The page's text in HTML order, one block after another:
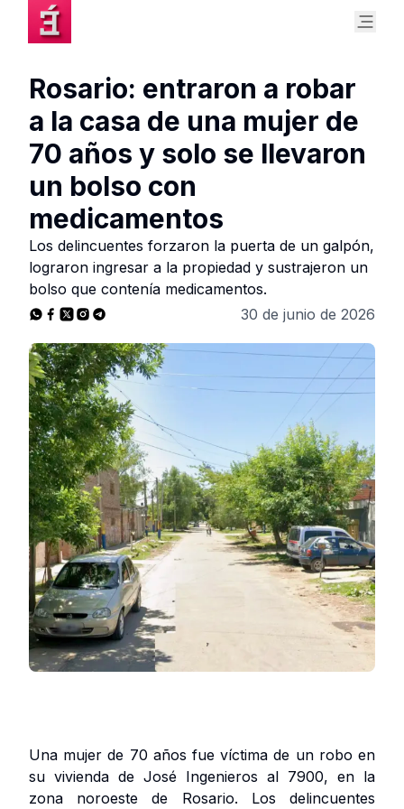
Rosario: entraron a robar
a la casa de una mujer de
70 años y solo se llevaron
un bolso con
medicamentos
Los delincuentes forzaron la puerta de un galpón,
lograron ingresar a la propiedad y sustrajeron un
bolso que contenía medicamentos.
30 de junio de 2026
Una mujer de 70 años fue víctima de un robo en
su vivienda de José Ingenieros al 7900, en la
zona noroeste de Rosario. Los delincuentes